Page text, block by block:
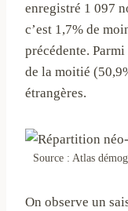
enregistré 1 097
c’est 1,7% de
précédente.
de la moitié
étrangères.
Source : Atlas
On observe un